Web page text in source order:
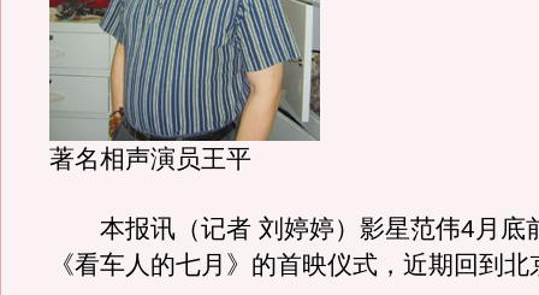
著名相声演员王平
本报讯（记者 刘婷婷）影星范伟4月底
《看车人的七月》的首映仪式，近期回到